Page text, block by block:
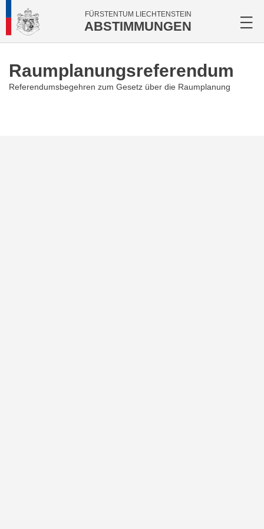
FÜRSTENTUM LIECHTENSTEIN
ABSTIMMUNGEN
Raumplanung­sreferendum
Referendumsbegehren zum Gesetz über die Raumplanung